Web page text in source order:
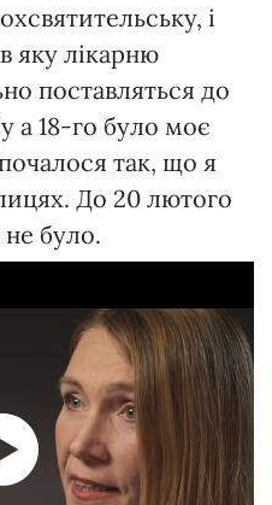
і
яку лікарню
поставляться до
а 18-го було моє
так, що я
До 20 лютого
було.